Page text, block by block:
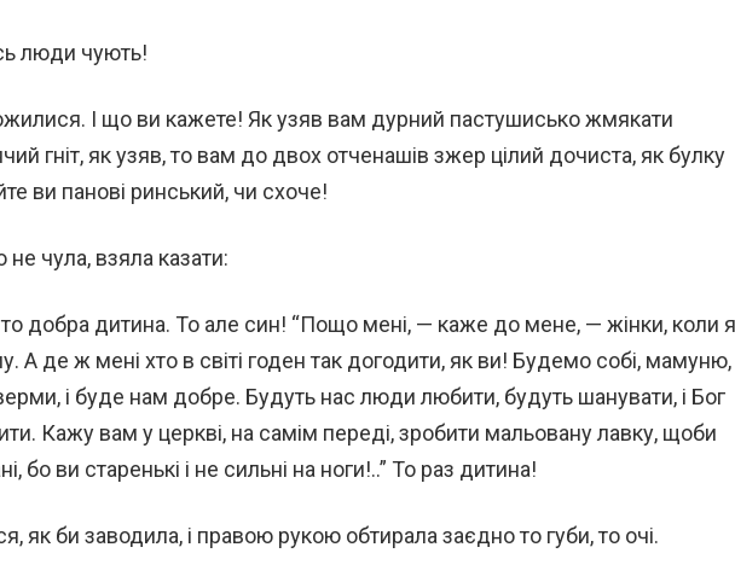
люди чують!
І що ви кажете! Як узяв вам дурний пастушисько жмякати
гніт, як узяв, то вам до двох отченашів зжер цілий дочиста, як булку
ви панові ринський, чи схоче!
не чула, взяла казати:
то добра дитина. То але син! “Пощо мені, — каже до мене, — жінки, коли я
А де ж мені хто в світі годен так догодити, як ви! Будемо собі, мамуню,
і буде нам добре. Будуть нас люди любити, будуть шанувати, і Бог
Кажу вам у церкві, на самім переді, зробити мальовану лавку, щоби
бо ви старенькі і не сильні на ноги!..” То раз дитина!
як би заводила, і правою рукою обтирала заєдно то губи, то очі.